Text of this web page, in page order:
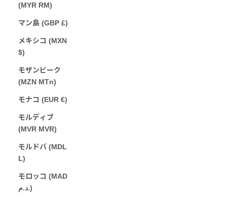
(MYR RM)
マン島 (GBP £)
メキシコ (MXN
$)
モザンビーク
(MZN MTn)
モナコ (EUR €)
モルディブ
(MVR MVR)
モルドバ (MDL
L)
モロッコ (MAD
د.م.)